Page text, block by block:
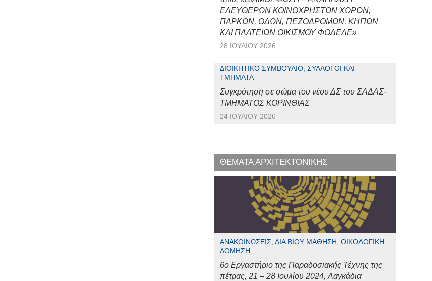
ΕΛΕΥΘΕΡΩΝ ΚΟΙΝΟΧΡΗΣΤΩΝ ΧΩΡΩΝ,
ΠΑΡΚΩΝ, ΟΔΩΝ, ΠΕΖΟΔΡΟΜΩΝ, ΚΗΠΩΝ
ΚΑΙ ΠΛΑΤΕΙΩΝ ΟΙΚΙΣΜΟΥ ΦΟΔΕΛΕ»
28 ΙΟΥΛΊΟΥ 2026
ΔΙΟΙΚΗΤΙΚΌ ΣΥΜΒΟΎΛΙΟ, ΣΎΛΛΟΓΟΙ ΚΑΙ
ΤΜΉΜΑΤΑ
Συγκρότηση σε σώμα του νέου ΔΣ του ΣΑΔΑΣ-
ΤΜΗΜΑΤΟΣ ΚΟΡΙΝΘΙΑΣ
24 ΙΟΥΛΊΟΥ 2026
ΘΕΜΑΤΑ ΑΡΧΙΤΕΚΤΟΝΙΚΗΣ
ΑΝΑΚΟΙΝΏΣΕΙΣ, ΔΙΆ ΒΊΟΥ ΜΆΘΗΣΗ, ΟΙΚΟΛΟΓΙΚΉ
ΔΌΜΗΣΗ
6ο Εργαστήριο της Παραδοσιακής Τέχνης της
πέτρας, 21 – 28 Ιουλίου 2024, Λαγκάδια